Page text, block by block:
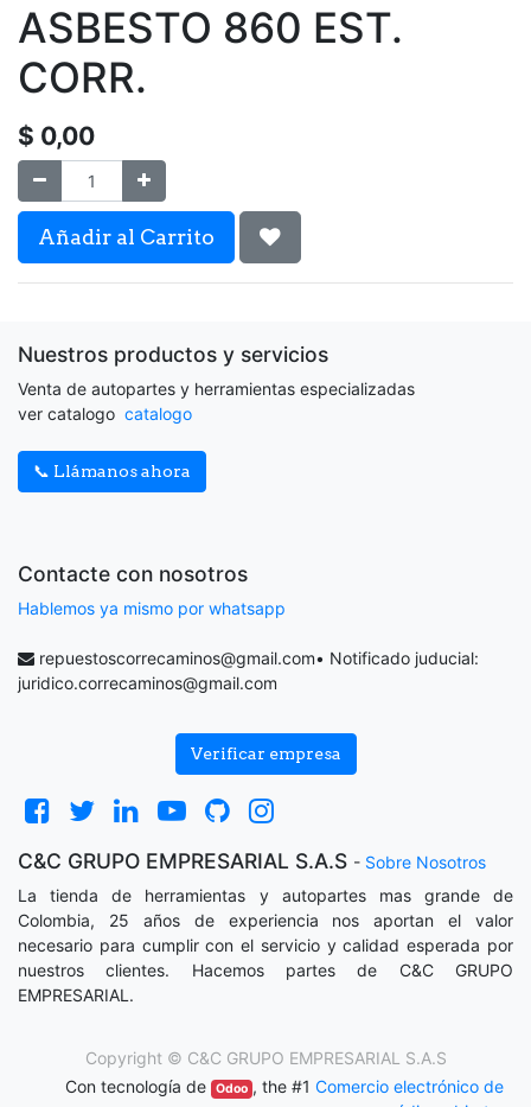
ASBESTO 860 EST.
CORR.
$ 0,00
Añadir al Carrito
Nuestros productos y servicios
Venta de autopartes y herramientas especializadas
ver catalogo catalogo
📞 Llámanos ahora
Contacte con nosotros
Hablemos ya mismo por whatsapp
repuestoscorrecaminos@gmail.com• Notificado juducial:
juridico.correcaminos@gmail.com
Verificar empresa
C&C GRUPO EMPRESARIAL S.A.S - Sobre Nosotros
La tienda de herramientas y autopartes mas grande de
Colombia, 25 años de experiencia nos aportan el valor
necesario para cumplir con el servicio y calidad esperada por
nuestros clientes. Hacemos partes de C&C GRUPO
EMPRESARIAL.
Copyright © C&C GRUPO EMPRESARIAL S.A.S
Con tecnología de
Odoo , the #1 Comercio electrónico de